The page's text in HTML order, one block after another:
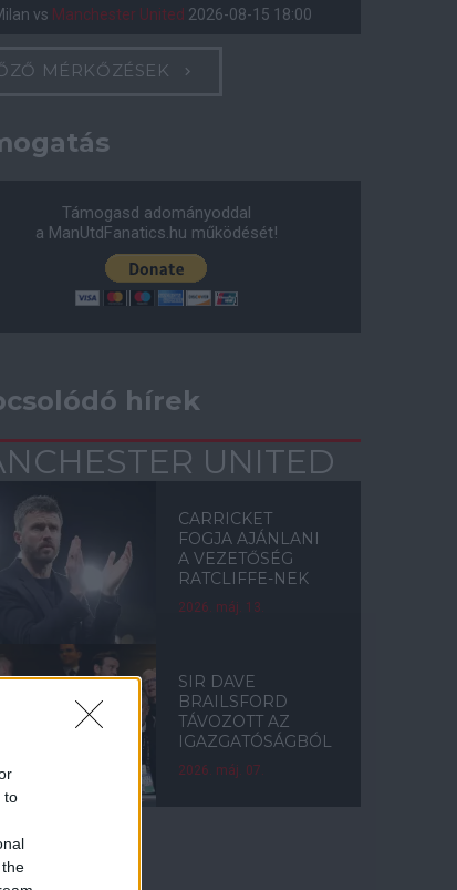
to
vs Manchester United 2026-08-15 18:00
MÉRKŐZÉSEK
Támogasd adományoddal
a ManUtdFanatics.hu működését!
hírek
UNITED
CARRICKET
FOGJA AJÁNLANI
A VEZETŐSÉG
RATCLIFFE-NEK
2026. máj. 13.
SIR DAVE
BRAILSFORD
TÁVOZOTT AZ
IGAZGATÓSÁGBÓL
2026. máj. 07.